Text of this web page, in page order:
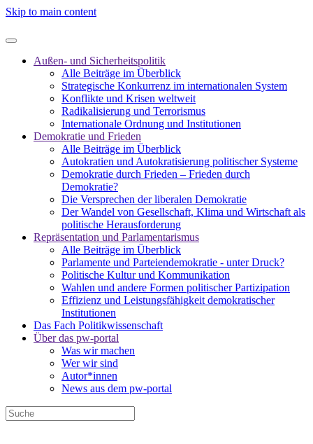
Skip to main content
Außen- und Sicherheitspolitik
Alle Beiträge im Überblick
Strategische Konkurrenz im internationalen System
Konflikte und Krisen weltweit
Radikalisierung und Terrorismus
Internationale Ordnung und Institutionen
Demokratie und Frieden
Alle Beiträge im Überblick
Autokratien und Autokratisierung politischer Systeme
Demokratie durch Frieden – Frieden durch
Demokratie?
Die Versprechen der liberalen Demokratie
Der Wandel von Gesellschaft, Klima und Wirtschaft als
politische Herausforderung
Repräsentation und Parlamentarismus
Alle Beiträge im Überblick
Parlamente und Parteiendemokratie - unter Druck?
Politische Kultur und Kommunikation
Wahlen und andere Formen politischer Partizipation
Effizienz und Leistungsfähigkeit demokratischer
Institutionen
Das Fach Politikwissenschaft
Über das pw-portal
Was wir machen
Wer wir sind
Autor*innen
News aus dem pw-portal